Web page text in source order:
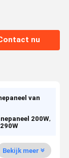
nu
van
200W,
Bekijk meer